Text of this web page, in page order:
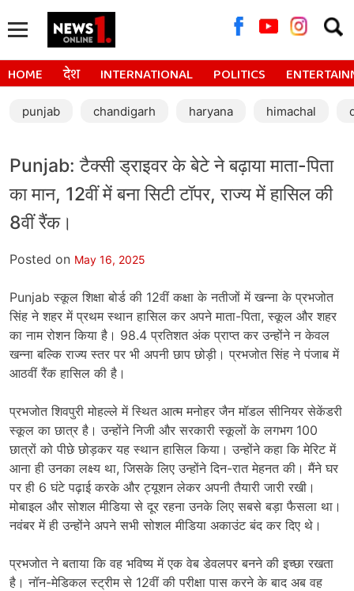
for:
HOME देश INTERNATIONAL POLITICS
punjab chandigarh haryana himachal
Punjab: टैक्सी ड्राइवर के बेटे ने बढ़ाया माता-पिता
का मान, 12वीं में बना सिटी टॉपर, राज्य में हासिल की
8वीं रैंक।
Posted on May 16, 2025
Punjab स्कूल शिक्षा बोर्ड की 12वीं कक्षा के नतीजों में खन्ना के प्रभजोत
सिंह ने शहर में प्रथम स्थान हासिल कर अपने माता-पिता, स्कूल और शहर
का नाम रोशन किया है। 98.4 प्रतिशत अंक प्राप्त कर उन्होंने न केवल
खन्ना बल्कि राज्य स्तर पर भी अपनी छाप छोड़ी। प्रभजोत सिंह ने पंजाब में
आठवीं रैंक हासिल की है।
प्रभजोत शिवपुरी मोहल्ले में स्थित आत्म मनोहर जैन मॉडल सीनियर सेकेंडरी
स्कूल का छात्र है। उन्होंने निजी और सरकारी स्कूलों के लगभग 100
छात्रों को पीछे छोड़कर यह स्थान हासिल किया। उन्होंने कहा कि मेरिट में
आना ही उनका लक्ष्य था, जिसके लिए उन्होंने दिन-रात मेहनत की। मैंने घर
पर ही 6 घंटे पढ़ाई करके और ट्यूशन लेकर अपनी तैयारी जारी रखी।
मोबाइल और सोशल मीडिया से दूर रहना उनके लिए सबसे बड़ा फैसला था।
नवंबर में ही उन्होंने अपने सभी सोशल मीडिया अकाउंट बंद कर दिए थे।
प्रभजोत ने बताया कि वह भविष्य में एक वेब डेवलपर बनने की इच्छा रखता
है। नॉन-मेडिकल स्ट्रीम से 12वीं की परीक्षा पास करने के बाद अब वह